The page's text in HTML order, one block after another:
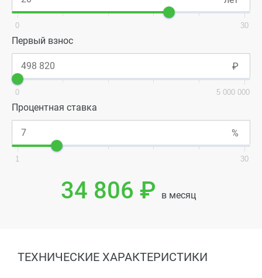
0 30
Первый взнос
0 5 000 000
Процентная ставка
1 30
34 806 ₽ в месяц
ТЕХНИЧЕСКИЕ ХАРАКТЕРИСТИКИ